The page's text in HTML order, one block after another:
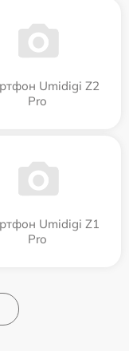
Umidigi Z2
Pro
Umidigi Z1
Pro